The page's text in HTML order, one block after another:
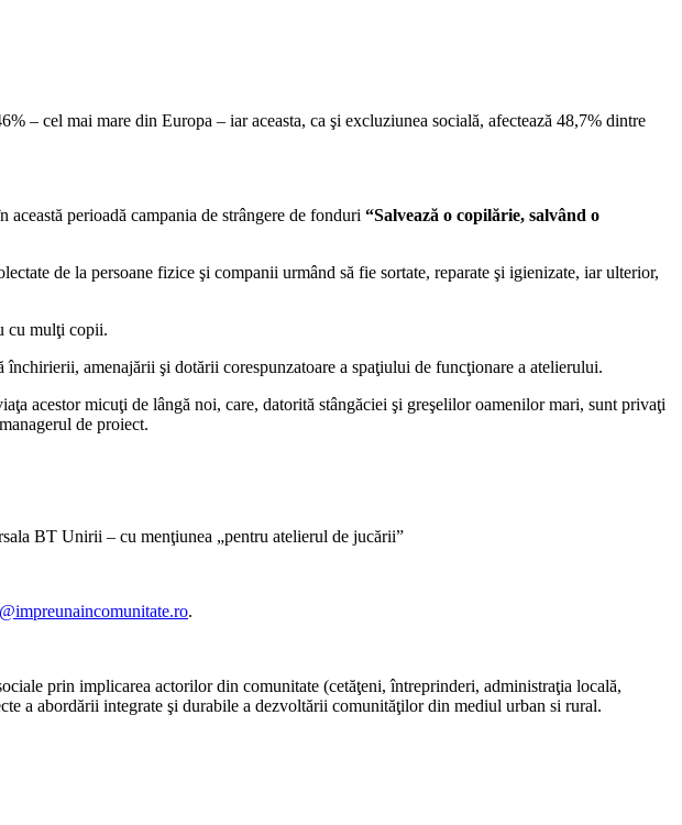
– cel mai mare din Europa – iar aceasta, ca şi excluziunea socială, afectează 48,7% dintre
această perioadă campania de strângere de fonduri “Salvează o copilărie, salvând o
de la persoane fizice şi companii urmând să fie sortate, reparate şi igienizate, iar ulterior,
cu mulţi copii.
închirierii, amenajării şi dotării corespunzatoare a spaţiului de funcţionare a atelierului.
acestor micuţi de lângă noi, care, datorită stângăciei şi greşelilor oamenilor mari, sunt privaţi
de proiect.
BT Unirii – cu menţiunea „pentru atelierul de jucării”
.
prin implicarea actorilor din comunitate (cetăţeni, întreprinderi, administraţia locală,
a abordării integrate şi durabile a dezvoltării comunităţilor din mediul urban si rural.